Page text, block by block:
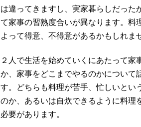
は違ってきますし、実家暮らしだった
て家事の習熟度合いが異なります。料
よって得意、不得意があるかもしれま
２人で生活を始めていくにあたって家
か、家事をどこまでやるのかについて
す。どちらも料理が苦手、忙しいとい
のか、あるいは自炊できるように料理
必要があります。